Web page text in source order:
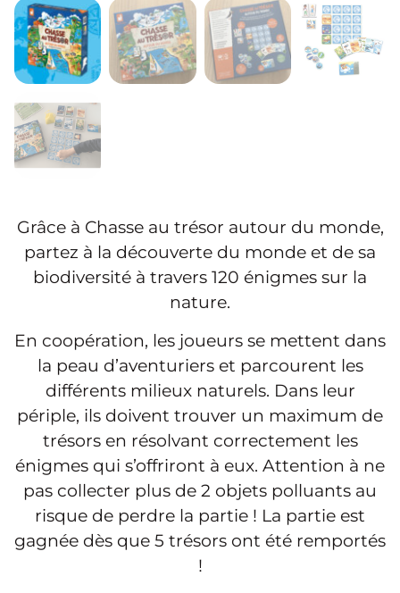
Grâce à Chasse au trésor autour du monde,
partez à la découverte du monde et de sa
biodiversité à travers 120 énigmes sur la
nature.
En coopération, les joueurs se mettent dans
la peau d’aventuriers et parcourent les
différents milieux naturels. Dans leur
périple, ils doivent trouver un maximum de
trésors en résolvant correctement les
énigmes qui s’offriront à eux. Attention à ne
pas collecter plus de 2 objets polluants au
risque de perdre la partie ! La partie est
gagnée dès que 5 trésors ont été remportés
!